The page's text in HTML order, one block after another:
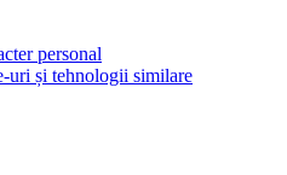
personal
uri și tehnologii similare